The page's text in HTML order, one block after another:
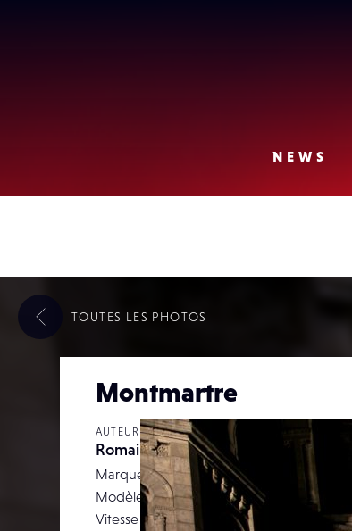
NEWS
Montmartre
AUTEUR
RomainG
Marque
Modèle
Vitesse d’obturation
TOUTES LES PHOTOS